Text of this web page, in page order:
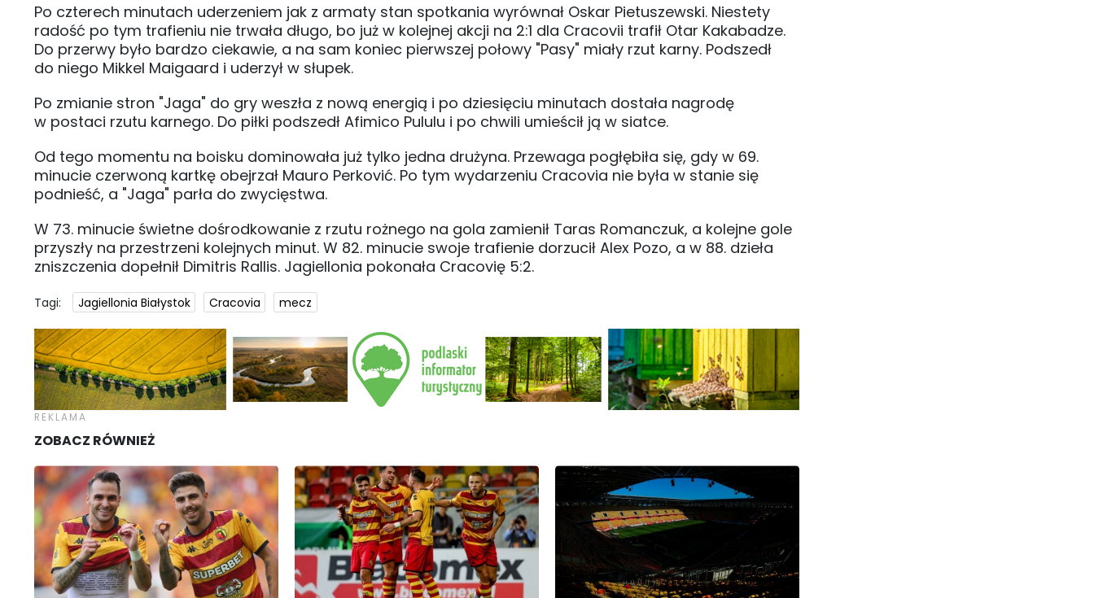
Po czterech minutach uderzeniem jak z armaty stan spotkania wyrównał Oskar Pietuszewski. Niestety
radość po tym trafieniu nie trwała długo, bo już w kolejnej akcji na 2:1 dla Cracovii trafił Otar Kakabadze.
Do przerwy było bardzo ciekawie, a na sam koniec pierwszej połowy "Pasy" miały rzut karny. Podszedł
do niego Mikkel Maigaard i uderzył w słupek.
Po zmianie stron "Jaga" do gry weszła z nową energią i po dziesięciu minutach dostała nagrodę
w postaci rzutu karnego. Do piłki podszedł Afimico Pululu i po chwili umieścił ją w siatce.
Od tego momentu na boisku dominowała już tylko jedna drużyna. Przewaga pogłębiła się, gdy w 69.
minucie czerwoną kartkę obejrzał Mauro Perković. Po tym wydarzeniu Cracovia nie była w stanie się
podnieść, a "Jaga" parła do zwycięstwa.
W 73. minucie świetne dośrodkowanie z rzutu rożnego na gola zamienił Taras Romanczuk, a kolejne gole
przyszły na przestrzeni kolejnych minut. W 82. minucie swoje trafienie dorzucił Alex Pozo, a w 88. dzieła
zniszczenia dopełnił Dimitris Rallis. Jagiellonia pokonała Cracovię 5:2.
Tagi: Jagiellonia Białystok Cracovia mecz
ZOBACZ RÓWNIEŻ